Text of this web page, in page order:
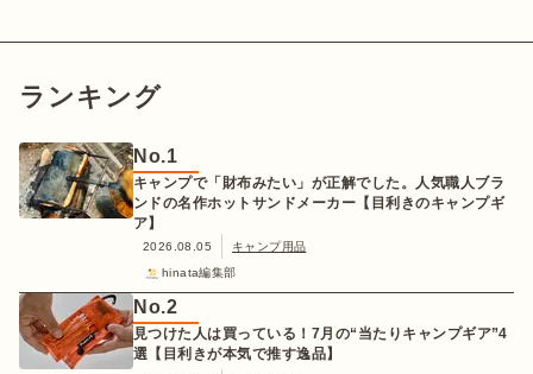
ランキング
No.1
キャンプで「財布みたい」が正解でした。人気職人ブラ
ンドの名作ホットサンドメーカー【目利きのキャンプギ
ア】
2026.08.05
キャンプ用品
hinata編集部
No.2
見つけた人は買っている！7月の“当たりキャンプギア”4
選【目利きが本気で推す逸品】